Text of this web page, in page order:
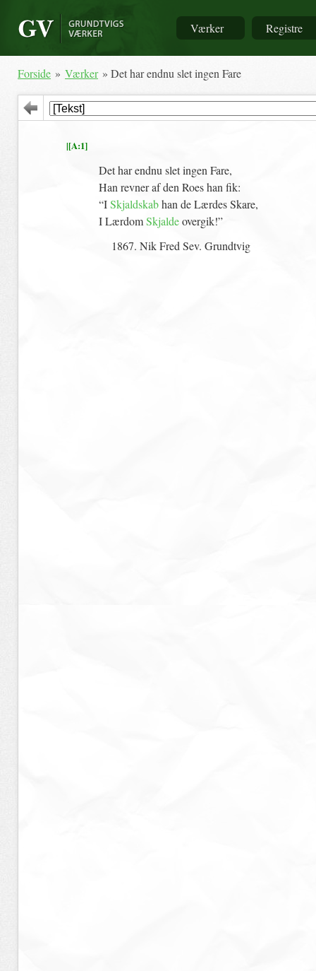
Værker Registre
Forside » Værker » Det har endnu slet ingen Fare
|[A:1]
Det har endnu slet ingen Fare,
Han revner af den Roes han fik:
“ISkjaldskabhan de Lærdes Skare,
I LærdomSkjaldeovergik!”
1867. Nik Fred Sev. Grundtvig